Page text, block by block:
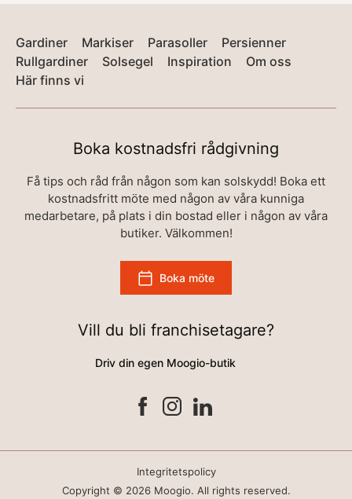
Boka kostnadsfri rådgivning
Få tips och råd från någon som kan solskydd! Boka ett
kostnadsfritt möte med någon av våra kunniga
medarbetare, på plats i din bostad eller i någon av våra
butiker. Välkommen!
Boka möte
Vill du bli franchisetagare?
Driv din egen Moogio-butik
Gardiner Markiser Parasoller
Persienner
Rullgardiner
Solsegel Inspiration
Om oss
Här finns vi
Integritetspolicy
Copyright © 2026 Moogio. All rights reserved.